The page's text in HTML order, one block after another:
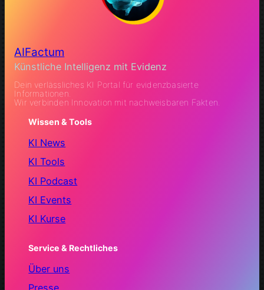
AIFactum
Künstliche Intelligenz mit Evidenz
Dein verlässliches KI Portal für evidenzbasierte
Informationen.
Wir verbinden Innovation mit nachweisbaren Fakten.
Wissen & Tools
KI News
KI Tools
KI Podcast
KI Events
KI Kurse
Service & Rechtliches
Über uns